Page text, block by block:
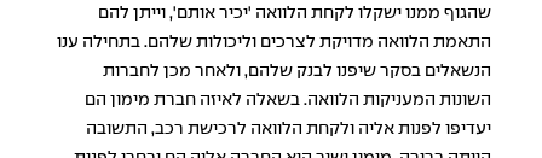
שהגוף ממנו ישקלו לקחת הלוואה 'יכיר אותם', וייתן להם
התאמת הלוואה מדויקת לצרכים וליכולות שלהם. בתחילה ענו
הנשאלים בסקר שיפנו לבנק שלהם, ולאחר מכן לחברות
השונות המעניקות הלוואה. בשאלה לאיזה חברת מימון הם
יעדיפו לפנות אליה ולקחת הלוואה לרכישת רכב, התשובה